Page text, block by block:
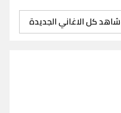
شاهد كل الاغاني الجديدة